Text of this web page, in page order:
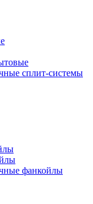
сплит-системы
фанкойлы